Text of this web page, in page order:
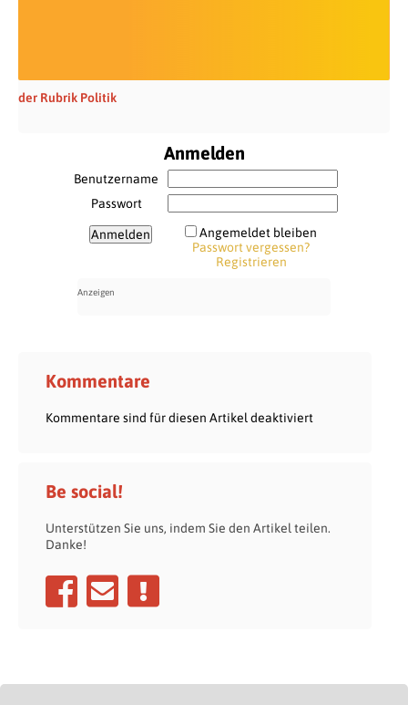
der Rubrik Politik
Anmelden
Benutzername
Passwort
Angemeldet bleiben
Passwort vergessen?
Registrieren
Kommentare
Kommentare sind für diesen Artikel deaktiviert
Be social!
Unterstützen Sie uns, indem Sie den Artikel teilen.
Danke!